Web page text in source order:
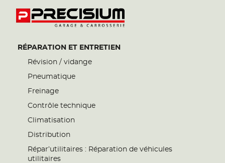
RÉPARATION ET ENTRETIEN
Révision / vidange
Pneumatique
Freinage
Contrôle technique
Climatisation
Distribution
Répar’utilitaires : Réparation de véhicules
utilitaires